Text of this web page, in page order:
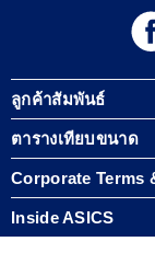
ลูกค้าสัมพันธ์
ตารางเทียบขนาด
Corporate Terms
Inside ASICS